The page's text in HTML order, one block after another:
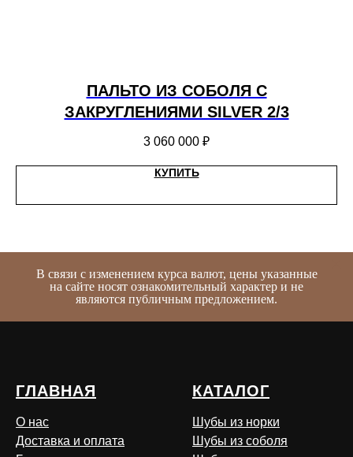
ПАЛЬТО ИЗ СОБОЛЯ С
ЗАКРУГЛЕНИЯМИ SILVER 2/3
3 060 000 ₽
КУПИТЬ
В связи с изменением курса валют, цены указанные
на сайте носят ознакомительный характер и не
являются публичным предложением.
ГЛАВНАЯ
О нас
Доставка и оплата
КАТАЛОГ
Шубы из норки
Шубы из соболя